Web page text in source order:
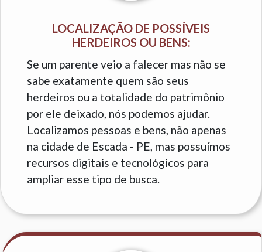
LOCALIZAÇÃO DE POSSÍVEIS
HERDEIROS OU BENS:
Se um parente veio a falecer mas não se
sabe exatamente quem são seus
herdeiros ou a totalidade do patrimônio
por ele deixado, nós podemos ajudar.
Localizamos pessoas e bens, não apenas
na cidade de Escada - PE, mas possuímos
recursos digitais e tecnológicos para
ampliar esse tipo de busca.